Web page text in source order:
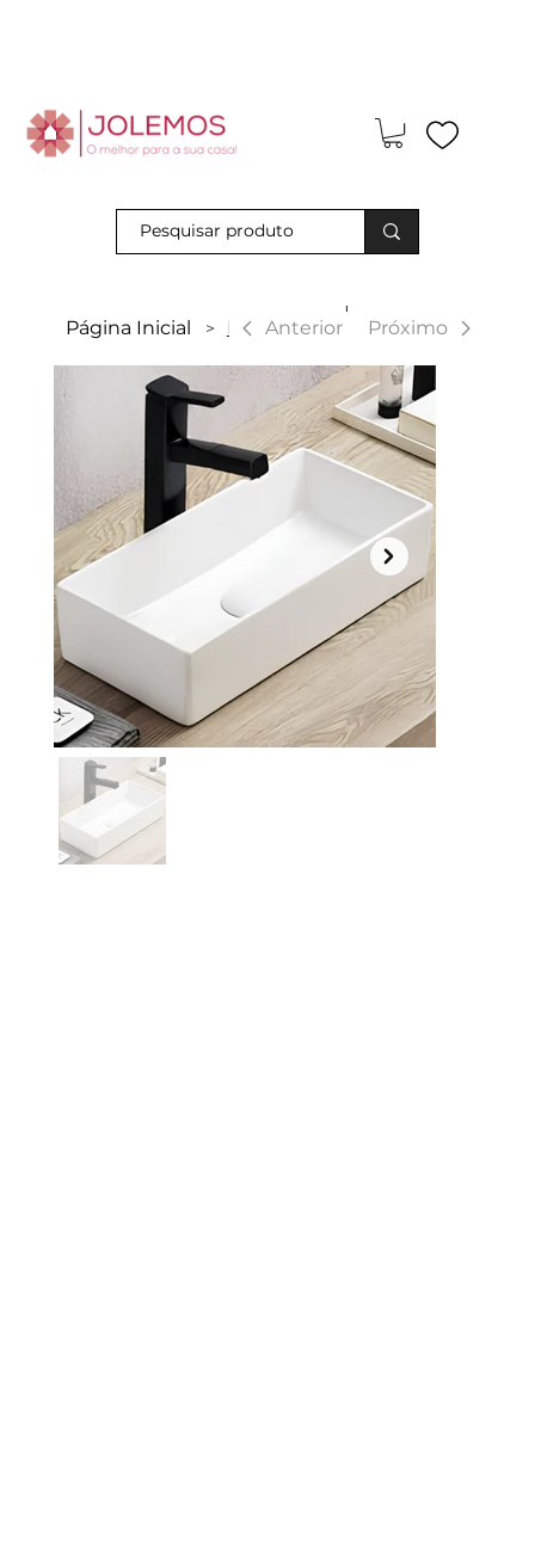
Página Inicial > Marselha
Anterior Próximo